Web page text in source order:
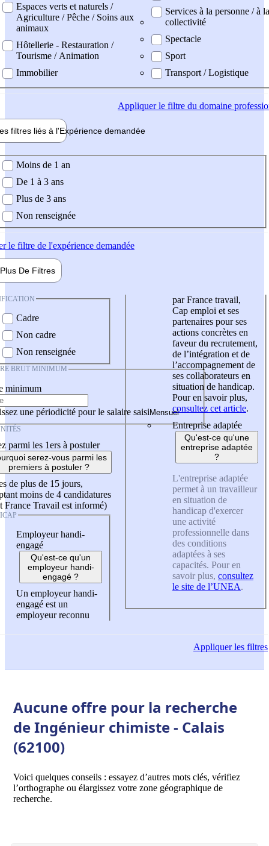
Espaces verts et naturels /
Agriculture / Pêche / Soins aux
animaux
Hôtellerie - Restauration /
Tourisme / Animation
Immobilier
Services à la personne / à la
collectivité
Spectacle
Sport
Transport / Logistique
Appliquerle filtre du domaine
filtres liés à l'Expérience demandée
demandée
Moins de 1 an
De 1 à 3 ans
Plus de 3 ans
Non renseignée
le filtre de l'expérience demandée
Plus De Filtres
Cadre
Non cadre
Non renseignée
BRUT MINIMUM
minimum
une périodicité pour le salaire saisi
parmi les 1ers à postuler
serez-vous parmi les
premiers à postuler ?
de plus de 15 jours,
moins de 4 candidatures
France Travail est informé)
Employeur handi-
engagé
Qu'est-ce qu'un
employeur handi-
engagé ?
Un employeur handi-
engagé est un
employeur reconnu
par France travail,
Cap emploi et ses
partenaires pour ses
actions concrètes en
faveur du recrutement,
de l’intégration et de
l’accompagnement de
ses collaborateurs en
situation de handicap.
Pour en savoir plus,
consultez cet article.
Entreprise adaptée
Qu'est-ce qu'une
entreprise adaptée
?
L'entreprise adaptée
permet à un travailleur
en situation de
handicap d'exercer
une activité
professionnelle dans
des conditions
adaptées à ses
capacités. Pour en
savoir plus, consultez
le site de l’UNEA.
Appliquerles filtres
Aucune offre pour la recherche
de Ingénieur chimiste - Calais
(62100)
Voici quelques conseils : essayez d’autres mots clés, vérifiez
l’orthographe ou élargissez votre zone géographique de
recherche.